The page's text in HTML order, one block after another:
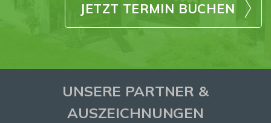
JETZT TERMIN BUCHEN
UNSERE PARTNER &
AUSZEICHNUNGEN